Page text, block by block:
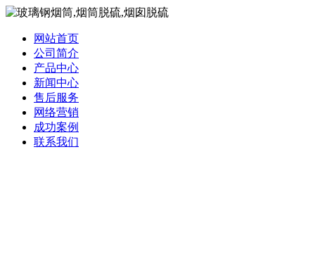
网站首页
公司简介
产品中心
新闻中心
售后服务
网络营销
成功案例
联系我们